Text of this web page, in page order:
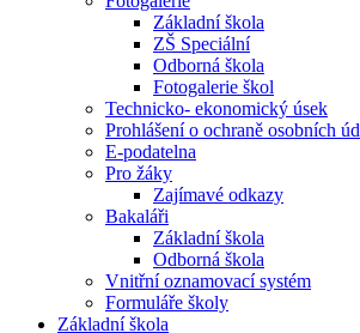
Základní škola
ZŠ Speciální
Odborná škola
Fotogalerie škol
Technicko- ekonomický úsek
Prohlášení o ochraně osobních
E-podatelna
Pro žáky
Zajímavé odkazy
Bakaláři
Základní škola
Odborná škola
Vnitřní oznamovací systém
Formuláře školy
Základní škola